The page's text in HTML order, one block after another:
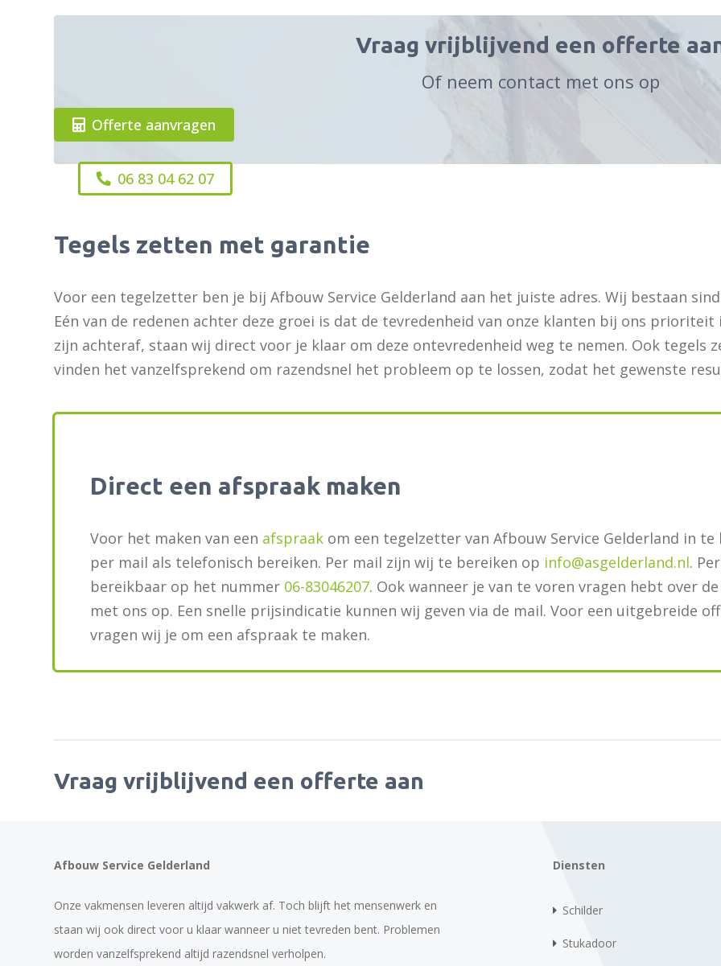
Vraag vrijblijvend een offerte
Of neem contact met ons op
Offerte aanvragen
06 83 04 62 07
Tegels zetten met garantie
Voor een tegelzetter ben je bij Afbouw Service Gelderland aan het juiste adres. Wij bestaan
Eén van de redenen achter deze groei is dat de tevredenheid van onze klanten bij ons
zijn achteraf, staan wij direct voor je klaar om deze ontevredenheid weg te nemen. Ook
vinden het vanzelfsprekend om razendsnel het probleem op te lossen, zodat het gewenste
Direct een afspraak maken
Voor het maken van een afspraak om een tegelzetter van Afbouw Service Gelderland in
per mail als telefonisch bereiken. Per mail zijn wij te bereiken op info@asgelderland.nl.
bereikbaar op het nummer 06-83046207. Ook wanneer je van te voren vragen hebt over
met ons op. Een snelle prijsindicatie kunnen wij geven via de mail. Voor een uitgebreide
vragen wij je om een afspraak te maken.
Vraag vrijblijvend een offerte aan
Afbouw Service Gelderland
Onze vakmensen leveren altijd vakwerk af. Toch blijft het mensenwerk en
staan wij ook direct voor u klaar wanneer u niet tevreden bent. Problemen
worden vanzelfsprekend altijd razendsnel verholpen.
Diensten
Schilder
Stukadoor